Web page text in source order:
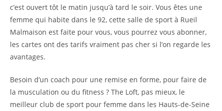
c’est ouvert tôt le matin jusqu’à tard le soir. Vous êtes une
femme qui habite dans le 92, cette salle de sport à Rueil
Malmaison est faite pour vous, vous pourrez vous abonner,
les cartes ont des tarifs vraiment pas cher si l’on regarde les
avantages.
Besoin d’un coach pour une remise en forme, pour faire de
la musculation ou du fitness ? The Loft, pas mieux, le
meilleur club de sport pour femme dans les Hauts-de-Seine